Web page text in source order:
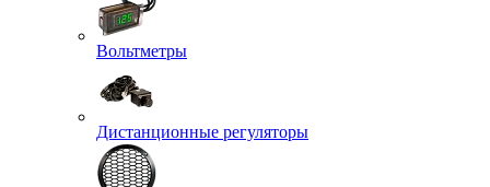
Вольтметры
Дистанционные регуляторы